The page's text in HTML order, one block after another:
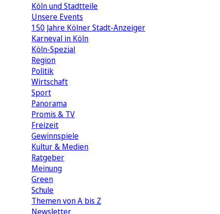
Köln und Stadtteile
Unsere Events
150 Jahre Kölner Stadt-Anzeiger
Karneval in Köln
Köln-Spezial
Region
Politik
Wirtschaft
Sport
Panorama
Promis & TV
Freizeit
Gewinnspiele
Kultur & Medien
Ratgeber
Meinung
Green
Schule
Themen von A bis Z
Newsletter